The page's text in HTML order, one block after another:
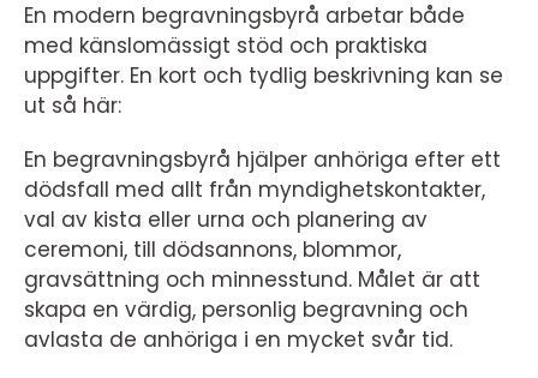
En modern begravningsbyrå arbetar både
med känslomässigt stöd och praktiska
uppgifter. En kort och tydlig beskrivning kan se
ut så här:
En begravningsbyrå hjälper anhöriga efter ett
dödsfall med allt från myndighetskontakter,
val av kista eller urna och planering av
ceremoni, till dödsannons, blommor,
gravsättning och minnesstund. Målet är att
skapa en värdig, personlig begravning och
avlasta de anhöriga i en mycket svår tid.